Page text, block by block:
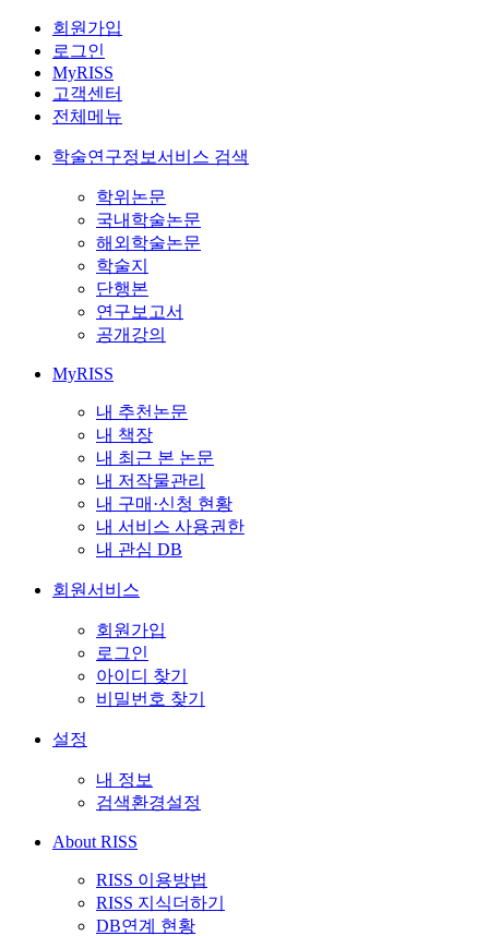
회원가입
로그인
MyRISS
고객센터
전체메뉴
학술연구정보서비스 검색
학위논문
국내학술논문
해외학술논문
학술지
단행본
연구보고서
공개강의
MyRISS
내 추천논문
내 책장
내 최근 본 논문
내 저작물관리
내 구매·신청 현황
내 서비스 사용권한
내 관심 DB
회원서비스
회원가입
로그인
아이디 찾기
비밀번호 찾기
설정
내 정보
검색환경설정
About RISS
RISS 이용방법
RISS 지식더하기
DB연계 현황